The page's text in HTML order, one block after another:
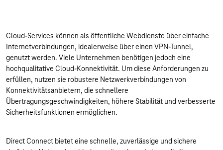
Cloud-Services können als öffentliche Webdienste über einfache
Internetverbindungen, idealerweise über einen VPN-Tunnel,
genutzt werden. Viele Unternehmen benötigen jedoch eine
hochqualitative Cloud-Konnektivität. Um diese Anforderungen zu
erfüllen, nutzen sie robustere Netzwerkverbindungen von
Konnektivitätsanbietern, die schnellere
Übertragungsgeschwindigkeiten, höhere Stabilität und verbesserte
Sicherheitsfunktionen ermöglichen.
Direct Connect bietet eine schnelle, zuverlässige und sichere